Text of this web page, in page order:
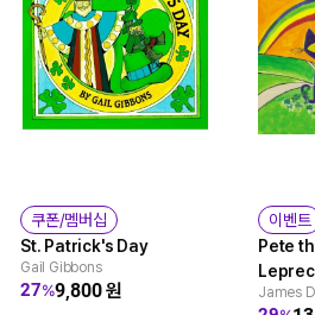
쿠폰/멤버십
St. Patrick's Day
Gail Gibbons
27%9,800원
이벤트
Pete
James